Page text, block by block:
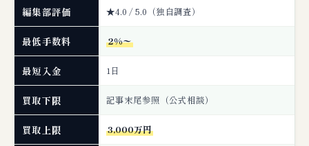
編集部評価 ★4.0 / 5.0（独自調査）
最低手数料 2%〜
最短入金 1日
買取下限 記事末尾参照（公式相談）
買取上限 3,000万円